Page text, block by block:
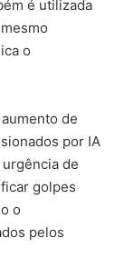
é utilizada
o
de
por IA
de
golpes
o
pelos